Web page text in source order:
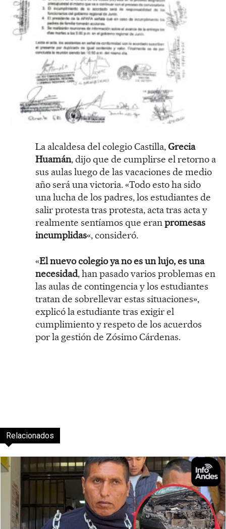
La alcaldesa del colegio Castilla,Grecia
Huamán, dijo que de cumplirse el retorno a
sus aulas luego de las vacaciones de medio
año será una victoria. «Todo esto ha sido
una lucha de los padres, los estudiantes de
salir protesta tras protesta, acta tras acta y
realmente sentíamos que eranpromesas
incumplidas«, consideró.
«El nuevo colegio ya no es un lujo, es una
necesidad, han pasado varios problemas en
las aulas de contingencia y los estudiantes
tratan de sobrellevar estas situaciones»,
explicó la estudiante tras exigir el
cumplimiento y respeto de los acuerdos
por la gestión de Zósimo Cárdenas.
Relacionados